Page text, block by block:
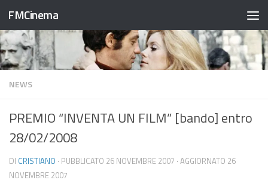
Salta al contenuto
FMCinema
NEWS
PREMIO “INVENTA UN FILM” [bando] entro
28/02/2008
DI CRISTIANO · PUBBLICATO 26 NOVEMBRE 2007 · AGGIORNATO 26
NOVEMBRE 2007